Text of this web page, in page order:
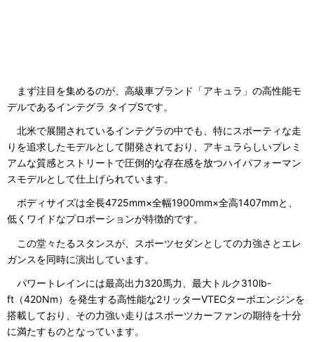
まず注目を集めるのが、高級車ブランド「アキュラ」の高性能モ
デルであるインテグラ タイプSです。
北米で展開されているインテグラの中でも、特にスポーティな走
りを追求したモデルとして開発されており、アキュラらしいプレミ
アムな質感とストリートで圧倒的な存在感を放つハイパフォーマン
スモデルとして仕上げられています。
ボディサイズは全長4725mm×全幅1900mm×全高1407mmと、
低くワイドなプロポーションが特徴的です。
この堂々たるスタンスが、スポーツセダンとしての力強さとエレ
ガンスを同時に演出しています。
パワートレインには最高出力320馬力、最大トルク310lb-
ft（420Nm）を発生する高性能な2リッターVTECターボエンジンを
搭載しており、その力強い走りはスポーツカーファンの期待を十分
に満たすものとなっています。